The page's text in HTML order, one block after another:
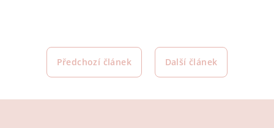
Předchozí článek Další článek